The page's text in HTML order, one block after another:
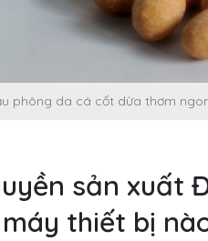
phông da cá cốt dừa thơm
sản xuất
thiết bị